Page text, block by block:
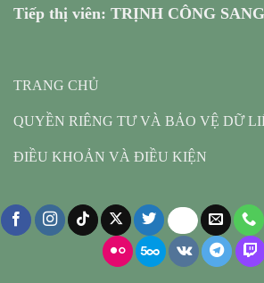
Tiếp thị viên: TRỊNH CÔNG SANG
TRANG CHỦ
QUYỀN RIÊNG TƯ VÀ BẢO VỆ DỮ
ĐIỀU KHOẢN VÀ ĐIỀU KIỆN